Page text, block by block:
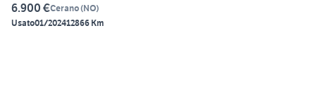
6.900 €Cerano(NO)
Usato01/202412866 Km